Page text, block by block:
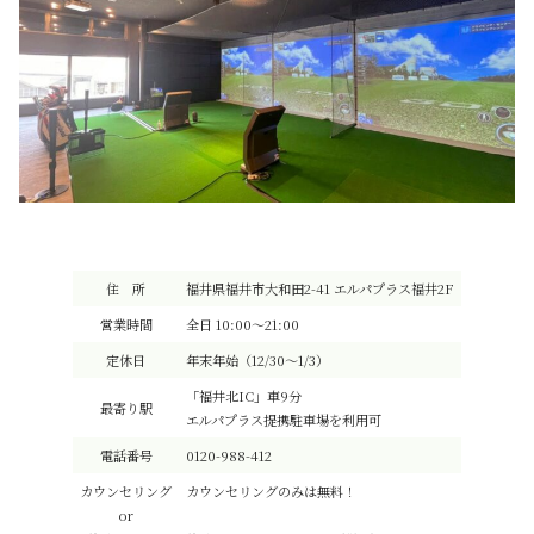
住 所
福井県福井市大和田2-41 エルパプラス福井2F
営業時間
全日 10:00～21:00
定休日
年末年始（12/30～1/3）
最寄り駅
「福井北IC」車9分
エルパプラス提携駐車場を利用可
電話番号
0120-988-412
カウンセリング
or
カウンセリングのみは無料！